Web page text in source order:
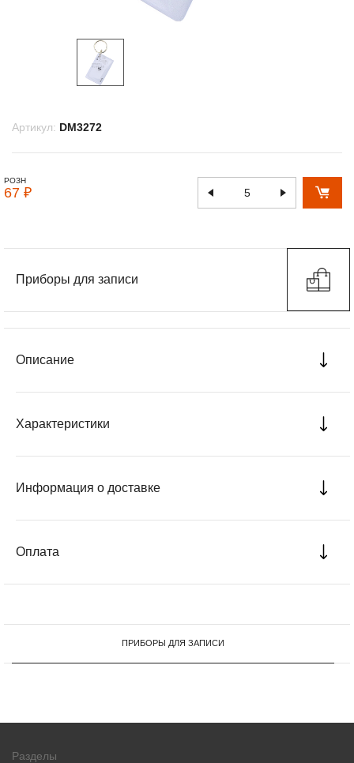
Артикул: DM3272
РОЗН
67 ₽
Приборы для записи
Описание
Характеристики
Информация о доставке
Оплата
ПРИБОРЫ ДЛЯ ЗАПИСИ
Разделы